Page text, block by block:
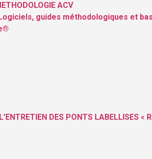
ACV
guides méthodologiques et
DES PONTS LABELLISES «